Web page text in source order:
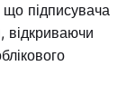
підписувача
відкриваючи